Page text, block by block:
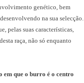
genético, bem
na sua selecção.
pelas suas características,
raça, não só enquanto
em que o burro é o centro